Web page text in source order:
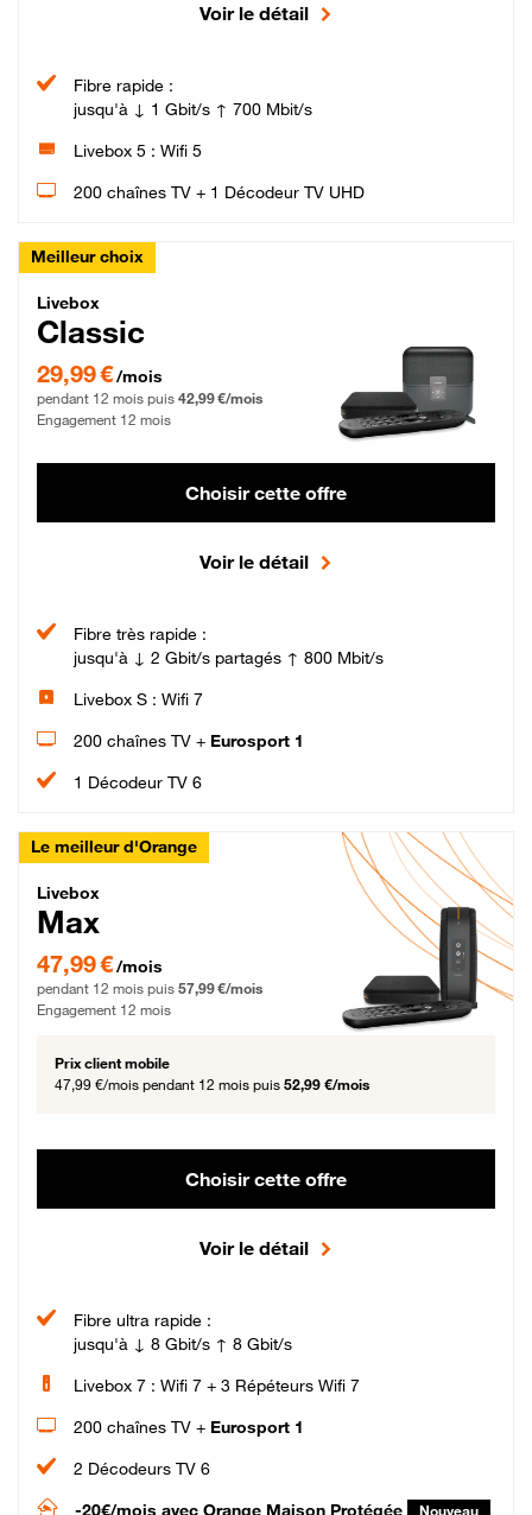
Voir le détail
Fibre rapide :
jusqu'à ↓ 1 Gbit/s ↑ 700 Mbit/s
Livebox 5 : Wifi 5
200 chaînes TV + 1 Décodeur TV UHD
Meilleur choix
Livebox Classic Fibre
Livebox
Classic
29,99 € par mois pendant 12 mois puis 42,99 € par mois, Engagement 12 mois
29,99 €/mois
pendant 12 mois puis 42,99 €/mois
Engagement 12 mois
Choisir cette offre
Voir le détail
Fibre très rapide :
jusqu'à ↓ 2 Gbit/s partagés ↑ 800 Mbit/s
Livebox S : Wifi 7
200 chaînes TV + Eurosport 1
1 Décodeur TV 6
Le meilleur d'Orange
Livebox Max Fibre
Livebox
Max
47,99 € par mois pendant 12 mois puis 57,99 € par mois, Engagement 12 mois
47,99 €/mois
pendant 12 mois puis 57,99 €/mois
Engagement 12 mois
Prix client mobile
47,99 €/mois pendant 12 mois puis 52,99 €/mois
Choisir cette offre
Voir le détail
Fibre ultra rapide :
jusqu'à ↓ 8 Gbit/s ↑ 8 Gbit/s
Livebox 7 : Wifi 7 + 3 Répéteurs Wifi 7
200 chaînes TV + Eurosport 1
2 Décodeurs TV 6
-20€/mois avec Orange Maison Protégée Nouveau